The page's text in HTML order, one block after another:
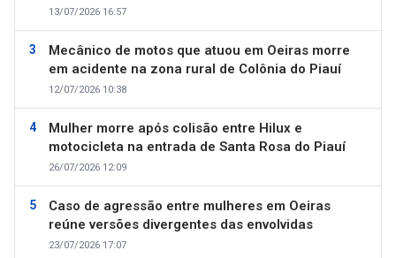
13/07/2026 16:57
Mecânico de motos que atuou em Oeiras morre
em acidente na zona rural de Colônia do Piauí
12/07/2026 10:38
Mulher morre após colisão entre Hilux e
motocicleta na entrada de Santa Rosa do Piauí
26/07/2026 12:09
Caso de agressão entre mulheres em Oeiras
reúne versões divergentes das envolvidas
23/07/2026 17:07